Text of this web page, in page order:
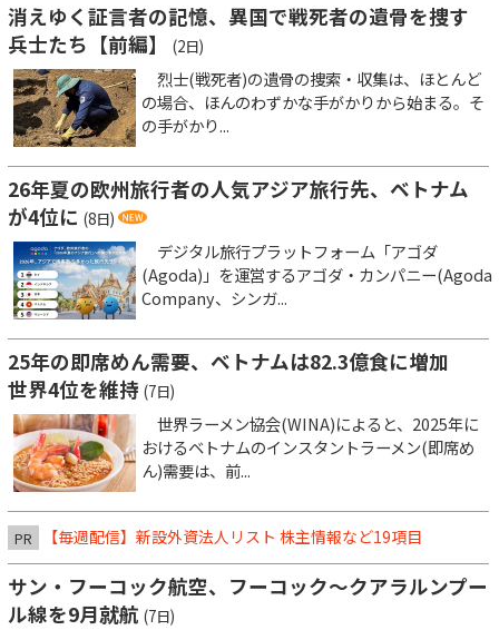
消えゆく証言者の記憶、異国で戦死者の遺骨を捜す
兵士たち【前編】
(2日)
烈士(戦死者)の遺骨の捜索・収集は、ほとんど
の場合、ほんのわずかな手がかりから始まる。そ
の手がかり...
26年夏の欧州旅行者の人気アジア旅行先、ベトナム
が4位に (8日)
デジタル旅行プラットフォーム「アゴダ
(Agoda)」を運営するアゴダ・カンパニー(Agoda
Company、シンガ...
25年の即席めん需要、ベトナムは82.3億食に増加
世界4位を維持 (7日)
世界ラーメン協会(WINA)によると、2025年に
おけるベトナムのインスタントラーメン(即席め
ん)需要は、前...
PR 【毎週配信】新設外資法人リスト 株主情報など19項目
サン・フーコック航空、フーコック～クアラルンプー
ル線を9月就航 (7日)